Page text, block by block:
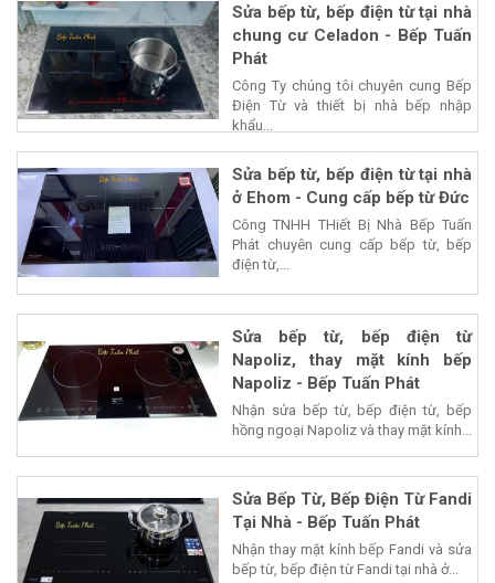
Sửa bếp từ, bếp điện từ tại nhà
chung cư Celadon - Bếp Tuấn
Phát
Công Ty chúng tôi chuyên cung Bếp
Điện Từ và thiết bị nhà bếp nhập
khẩu...
Sửa bếp từ, bếp điện từ tại nhà
ở Ehom - Cung cấp bếp từ Đức
Công TNHH THiết Bị Nhà Bếp Tuấn
Phát chuyên cung cấp bếp từ, bếp
điện từ,...
Sửa bếp từ, bếp điện từ
Napoliz, thay mặt kính bếp
Napoliz - Bếp Tuấn Phát
Nhận sửa bếp từ, bếp điện từ, bếp
hồng ngoại Napoliz và thay mặt kính...
Sửa Bếp Từ, Bếp Điện Từ Fandi
Tại Nhà - Bếp Tuấn Phát
Nhận thay mặt kính bếp Fandi và sửa
bếp từ, bếp điện từ Fandi tại nhà ở...